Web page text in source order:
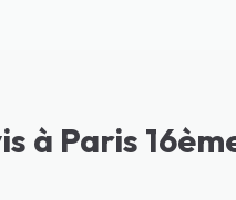
à Paris